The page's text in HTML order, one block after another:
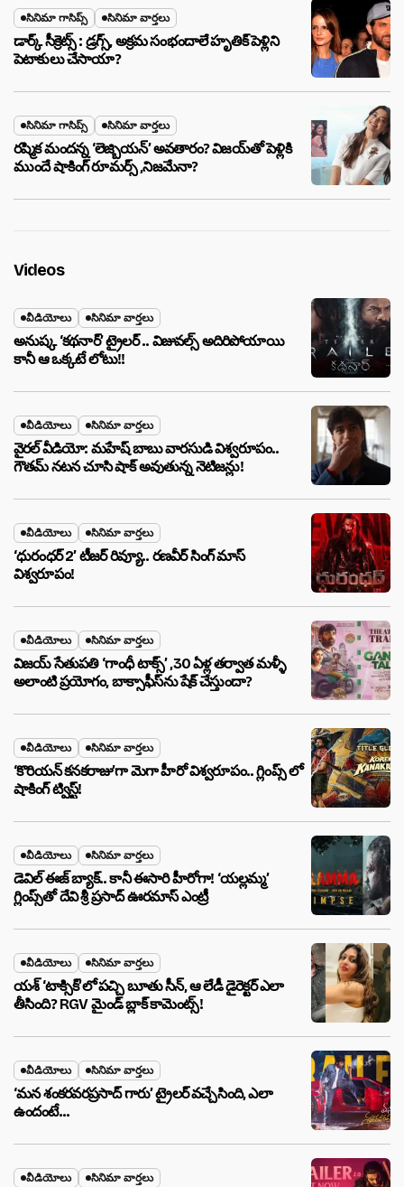
సినిమా గాసిప్స్ సినిమా వార్తలు
డార్క్ సీక్రెట్స్ : డ్రగ్స్, అక్రమ సంభందాలే హృతిక్ పెళ్లిని
పెటాకులు చేసాయా?
సినిమా గాసిప్స్ సినిమా వార్తలు
రష్మిక మందన్న ‘లెజ్బియన్’ అవతారం? విజయ్‌తో పెళ్లికి
ముందే షాకింగ్ రూమర్స్ ,నిజమేనా?
Videos
వీడియోలు సినిమా వార్తలు
అనుష్క ‘కథనార్’ ట్రైలర్ .. విజువల్స్ అదిరిపోయాయి
కానీ ఆ ఒక్కటే లోటు!!
వీడియోలు సినిమా వార్తలు
వైరల్ వీడియో: మహేష్ బాబు వారసుడి విశ్వరూపం..
గౌతమ్ నటన చూసి షాక్ అవుతున్న నెటిజన్లు!
వీడియోలు సినిమా వార్తలు
‘ధురంధర్ 2’ టీజర్ రివ్యూ.. రణవీర్ సింగ్ మాస్
విశ్వరూపం!
వీడియోలు సినిమా వార్తలు
విజయ్ సేతుపతి ‘గాంధీ టాక్స్’ ,30 ఏళ్ల తర్వాత మళ్ళీ
అలాంటి ప్రయోగం, బాక్సాఫీస్‌ను షేక్ చేస్తుందా?
వీడియోలు సినిమా వార్తలు
‘కొరియన్ కనకరాజు’గా మెగా హీరో విశ్వరూపం.. గ్లింప్స్ లో
షాకింగ్ ట్విస్ట్!
వీడియోలు సినిమా వార్తలు
డెవిల్ ఈజ్ బ్యాక్.. కానీ ఈసారి హీరోగా! ‘యల్లమ్మ’
గ్లింప్స్‌తో దేవి శ్రీ ప్రసాద్ ఊరమాస్ ఎంట్రీ
వీడియోలు సినిమా వార్తలు
యశ్ ‘టాక్సిక్’లో పచ్చి బూతు సీన్, ఆ లేడీ డైరెక్టర్ ఎలా
తీసింది? RGV మైండ్ బ్లాక్ కామెంట్స్!
వీడియోలు సినిమా వార్తలు
‘మన శంకరవరప్రసాద్ గారు’ ట్రైలర్ వచ్చేసింది, ఎలా
ఉందంటే…
వీడియోలు సినిమా వార్తలు